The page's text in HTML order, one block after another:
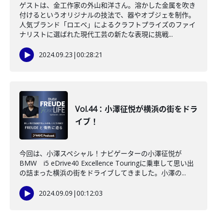
ゲストは、金工作家の外山和洋さん。溶かした金属を吹き
付けるというオリジナルの技法で、器やオブジェを制作。
人気ブランド「ロエベ」によるクラフトプライズのファイ
ナリストに選ばれた現代工芸の新たな表現に挑戦...
2024.09.23 |00:28:21
Vol.44：小澤征悦が横浜の街をドラ
イブ！
今回は、小澤スペシャル！ナビゲーターの小澤征悦が
BMW i5 eDrive40 Excellence Touringに乗車して思い出
の詰まった横浜の街をドライブしてきました。小澤の...
2024.09.09 |00:12:03